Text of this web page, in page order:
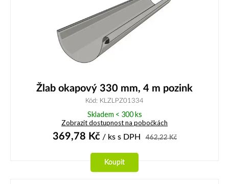
Žlab okapový 330 mm, 4 m pozink
Kód: KLZLPZ01334
Skladem < 300 ks
Zobrazit dostupnost na pobočkách
369,78 Kč/ ks s DPH 462,22Kč
Koupit